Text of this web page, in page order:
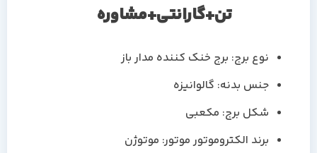
تن+گارانتی+مشاوره
نوع برج: برج خنک کننده مدار باز
جنس بدنه: گالوانیزه
شکل برج: مکعبی
برند الکتروموتور موتور: موتوژن